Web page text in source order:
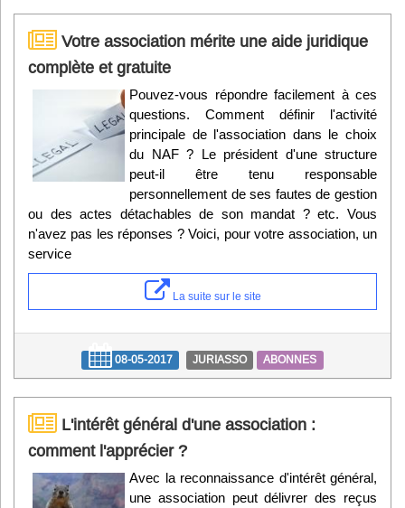
Votre association mérite une aide juridique
complète et gratuite
Pouvez-vous répondre facilement à ces
questions. Comment définir l'activité
principale de l'association dans le choix
du NAF ? Le président d'une structure
peut-il être tenu responsable
personnellement de ses fautes de gestion
ou des actes détachables de son mandat ? etc. Vous
n'avez pas les réponses ? Voici, pour votre association, un
service
La suite sur le site
08-05-2017 JURIASSO ABONNES
L'intérêt général d'une association :
comment l'apprécier ?
Avec la reconnaissance d'intérêt général,
une association peut délivrer des reçus